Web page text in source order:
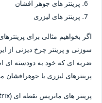
پرینتر های جوهر افشان
پرینتر های لیزری
اگر بخواهیم مثالی برای
سوزنی و پرینتر چرخ دیزنی از
ضربه ای که خود به دودسته ای
پرینترهای لیزری یا جوهرافشان